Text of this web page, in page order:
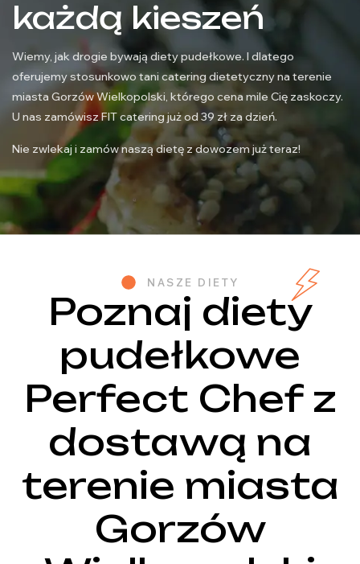
każdą kieszeń
Wiemy, jak drogie bywają diety pudełkowe. I dlatego
oferujemy stosunkowo tani catering dietetyczny na terenie
miasta Gorzów Wielkopolski, którego cena mile Cię zaskoczy.
U nas zamówisz FIT catering już od 39 zł za dzień.
Nie zwlekaj i zamów naszą dietę z dowozem już teraz!
NASZE DIETY
Poznaj diety
pudełkowe
Perfect Chef z
dostawą na
terenie miasta
Gorzów